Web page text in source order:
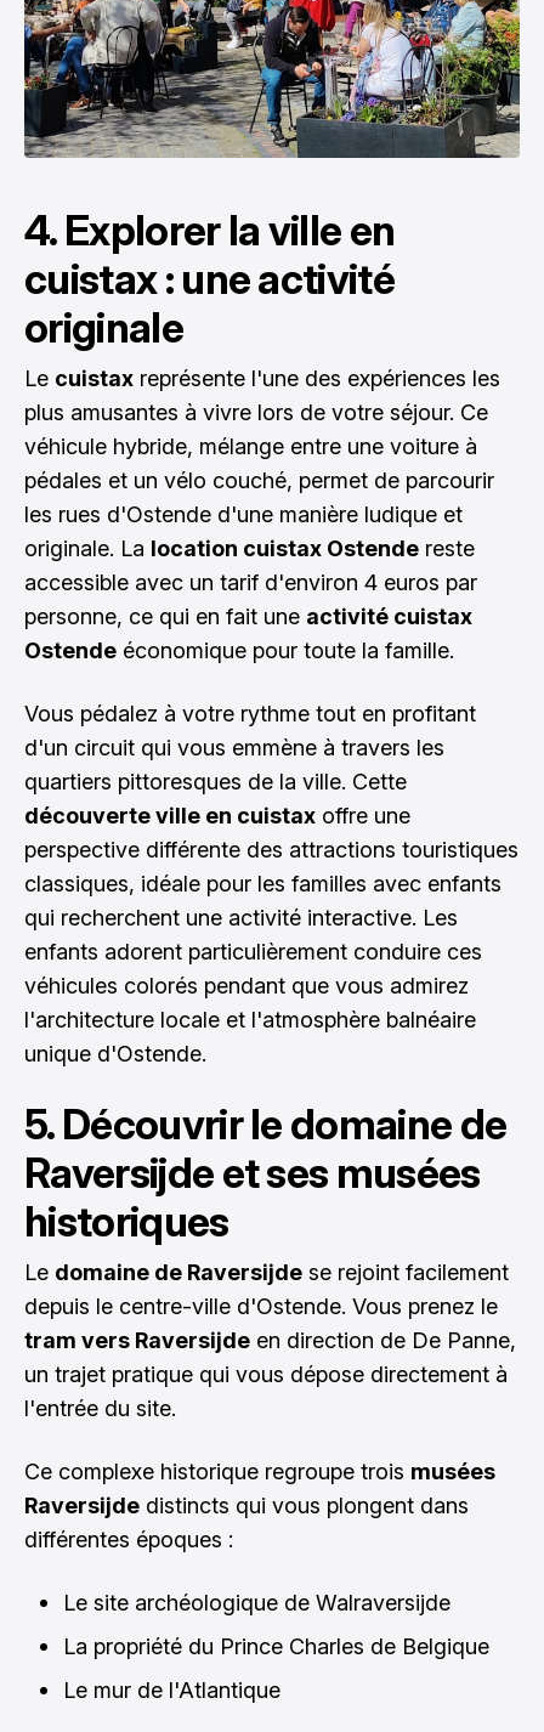
4. Explorer la ville en
cuistax : une activité
originale
Le cuistax représente l'une des expériences les
plus amusantes à vivre lors de votre séjour. Ce
véhicule hybride, mélange entre une voiture à
pédales et un vélo couché, permet de parcourir
les rues d'Ostende d'une manière ludique et
originale. La location cuistax Ostende reste
accessible avec un tarif d'environ 4 euros par
personne, ce qui en fait une activité cuistax
Ostende économique pour toute la famille.
Vous pédalez à votre rythme tout en profitant
d'un circuit qui vous emmène à travers les
quartiers pittoresques de la ville. Cette
découverte ville en cuistax offre une
perspective différente des attractions touristiques
classiques, idéale pour les familles avec enfants
qui recherchent une activité interactive. Les
enfants adorent particulièrement conduire ces
véhicules colorés pendant que vous admirez
l'architecture locale et l'atmosphère balnéaire
unique d'Ostende.
5. Découvrir le domaine de
Raversijde et ses musées
historiques
Le domaine de Raversijde se rejoint facilement
depuis le centre-ville d'Ostende. Vous prenez le
tram vers Raversijde en direction de De Panne,
un trajet pratique qui vous dépose directement à
l'entrée du site.
Ce complexe historique regroupe trois musées
Raversijde distincts qui vous plongent dans
différentes époques :
Le site archéologique de Walraversijde
La propriété du Prince Charles de Belgique
Le mur de l'Atlantique